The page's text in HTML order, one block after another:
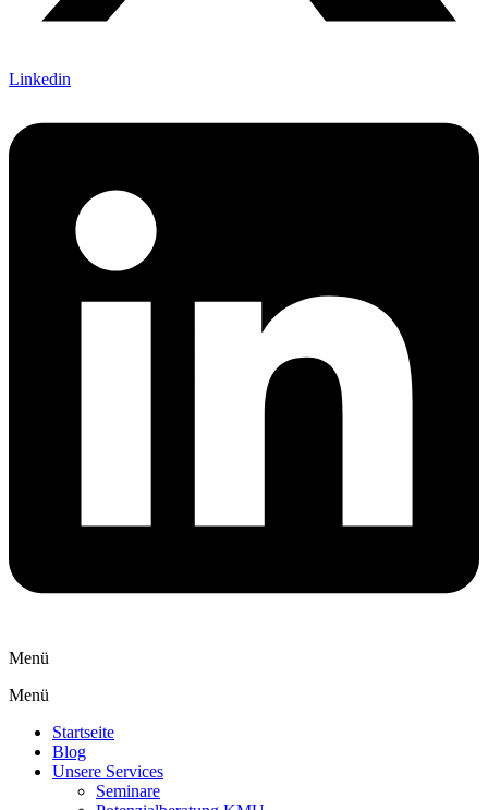
Linkedin
Menü
Menü
Startseite
Blog
Unsere Services
Seminare